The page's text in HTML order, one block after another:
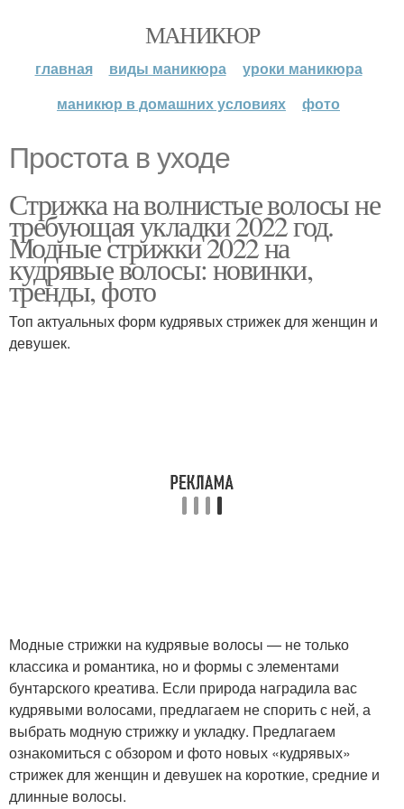
МАНИКЮР
главная виды маникюра
уроки маникюра
маникюр в домашних условиях
фото
Простота в уходе
Стрижка на волнистые волосы не
требующая укладки 2022 год.
Модные стрижки 2022 на
кудрявые волосы: новинки,
тренды, фото
Топ актуальных форм кудрявых стрижек для женщин и
девушек.
Модные стрижки на кудрявые волосы — не только
классика и романтика, но и формы с элементами
бунтарского креатива. Если природа наградила вас
кудрявыми волосами, предлагаем не спорить с ней, а
выбрать модную стрижку и укладку.⁣⁣ Предлагаем
ознакомиться с обзором и фото новых «кудрявых»
стрижек для женщин и девушек на короткие, средние и
длинные волосы.